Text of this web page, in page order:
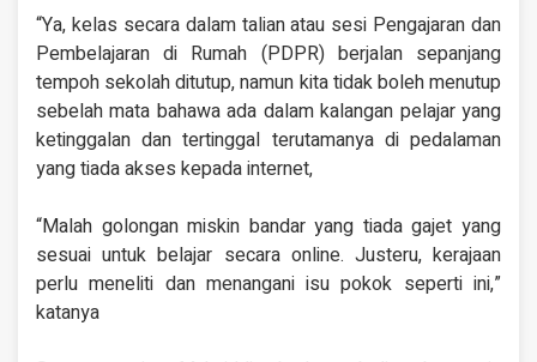
“Ya, kelas secara dalam talian atau sesi Pengajaran dan
Pembelajaran di Rumah (PDPR) berjalan sepanjang
tempoh sekolah ditutup, namun kita tidak boleh menutup
sebelah mata bahawa ada dalam kalangan pelajar yang
ketinggalan dan tertinggal terutamanya di pedalaman
yang tiada akses kepada internet,
“Malah golongan miskin bandar yang tiada gajet yang
sesuai untuk belajar secara online. Justeru, kerajaan
perlu meneliti dan menangani isu pokok seperti ini,”
katanya